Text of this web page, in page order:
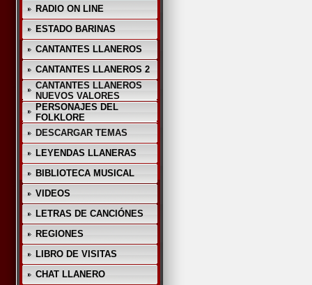
RADIO ON LINE
ESTADO BARINAS
CANTANTES LLANEROS
CANTANTES LLANEROS 2
CANTANTES LLANEROS
NUEVOS VALORES
PERSONAJES DEL
FOLKLORE
DESCARGAR TEMAS
LEYENDAS LLANERAS
BIBLIOTECA MUSICAL
VIDEOS
LETRAS DE CANCIÓNES
REGIONES
LIBRO DE VISITAS
CHAT LLANERO